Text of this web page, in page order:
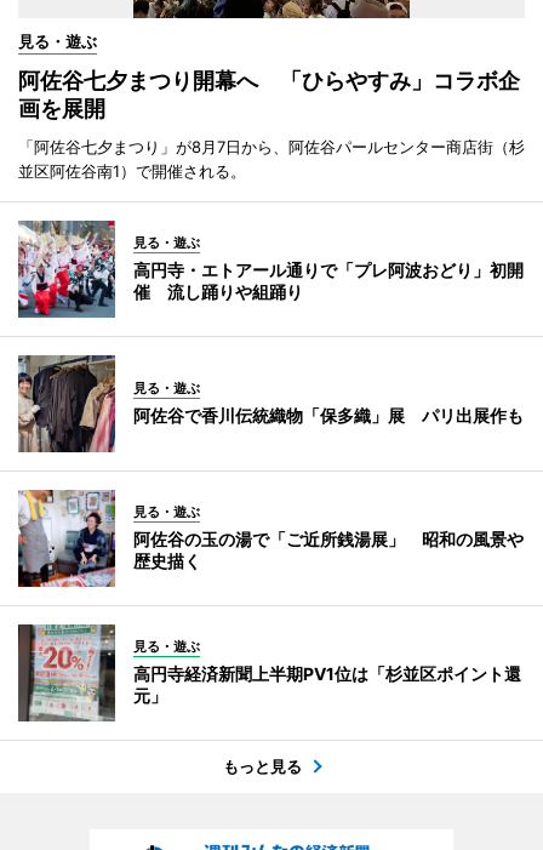
見る・遊ぶ
阿佐谷七夕まつり開幕へ 「ひらやすみ」コラボ企
画を展開
「阿佐谷七夕まつり」が8月7日から、阿佐谷パールセンター商店街（杉
並区阿佐谷南1）で開催される。
見る・遊ぶ
高円寺・エトアール通りで「プレ阿波おどり」初開
催 流し踊りや組踊り
見る・遊ぶ
阿佐谷で香川伝統織物「保多織」展 パリ出展作も
見る・遊ぶ
阿佐谷の玉の湯で「ご近所銭湯展」 昭和の風景や
歴史描く
見る・遊ぶ
高円寺経済新聞上半期PV1位は「杉並区ポイント還
元」
もっと見る